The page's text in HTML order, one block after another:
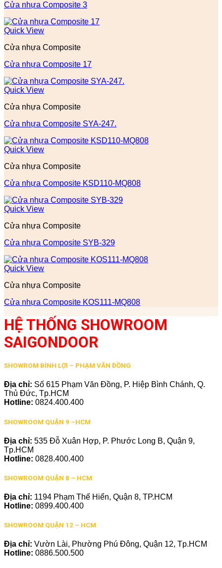
Cửa nhựa Composite 3
Quick View
Cửa nhựa Composite
Cửa nhựa Composite 17
Quick View
Cửa nhựa Composite
Cửa nhựa Composite SYA-247.
Quick View
Cửa nhựa Composite
Cửa nhựa Composite KSD110-MQ808
Quick View
Cửa nhựa Composite
Cửa nhựa Composite SYB-329
Quick View
Cửa nhựa Composite
Cửa nhựa Composite KOS111-MQ808
HỆ THỐNG SHOWROOM
SAIGONDOOR
SHOWROM BÌNH LỢI – PHẠM VĂN ĐỒNG
Địa chỉ: Số 615 Phạm Văn Đồng, P. Hiệp Bình Chánh, Q.
Thủ Đức, Tp.HCM
Hotline: 0824.400.400
SHOWROOM QUẬN 9 –HCM
Địa chỉ: 535 Đỗ Xuân Hợp, P. Phước Long B, Quận 9,
Tp.HCM
Hotline: 0828.400.400
SHOWROOM QUẬN 8 – HCM
Địa chỉ: 1194 Phạm Thế Hiển, Quận 8, TP.HCM
Hotline: 0899.400.400
SHOWROOM QUẬN 12 – HCM
Địa chỉ: Vườn Lài, Phường Phú Đông, Quận 12, Tp.HCM
Hotline: 0886.500.500